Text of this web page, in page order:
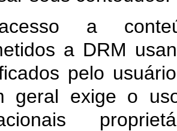
a
a DRM
pelo
geral exige o